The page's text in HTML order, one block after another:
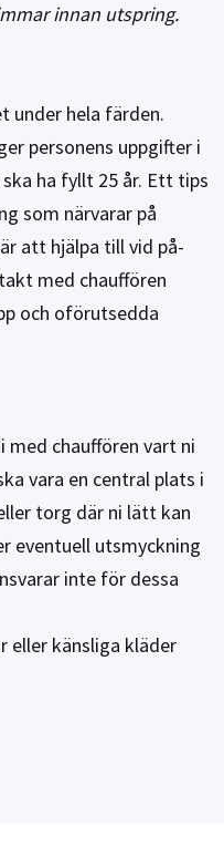
innan utspring.
under hela färden.
personens uppgifter i
ha fyllt 25 år. Ett tips
som närvarar på
att hjälpa till vid på-
med chauffören
och oförutsedda
med chauffören vart ni
vara en central plats i
torg där ni lätt kan
eventuell utsmyckning
inte för dessa
eller känsliga kläder